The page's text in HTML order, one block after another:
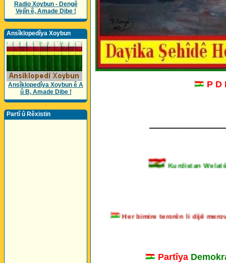
Radio Xoybun - Dengê
Vejîn ê, Amade Dibe !
Ansîklopedîya Xoybun
Ansîklopedîya Xoybun ê A
û B, Amade Dibe !
Partî û Rêxistin
P D
Kurdistan Welatê
Her bimire terorên li dijê
Partîya